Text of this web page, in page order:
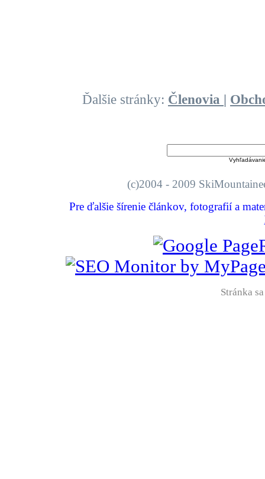
Ďalšie stránky: Členovia |
(c)2004 - 2009
Pre ďalšie šírenie článkov, fotografií a
Stránka